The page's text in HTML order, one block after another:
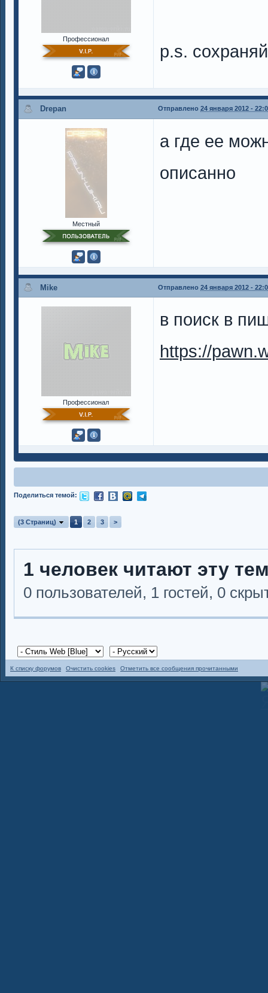
Профессионал
p.s.
Drepan Отправлено 24 января 2012 -
Местный
а где ее
описанно
Mike Отправлено 24 января 2012 -
Профессионал
в поиск в
https://
Поделиться темой:
(3 Страниц) 1 2 3 >
1 человек читают эту
0 пользователей, 1 гостей, 0
К списку форумов Очистить cookies Отметить все сообщения прочитанными